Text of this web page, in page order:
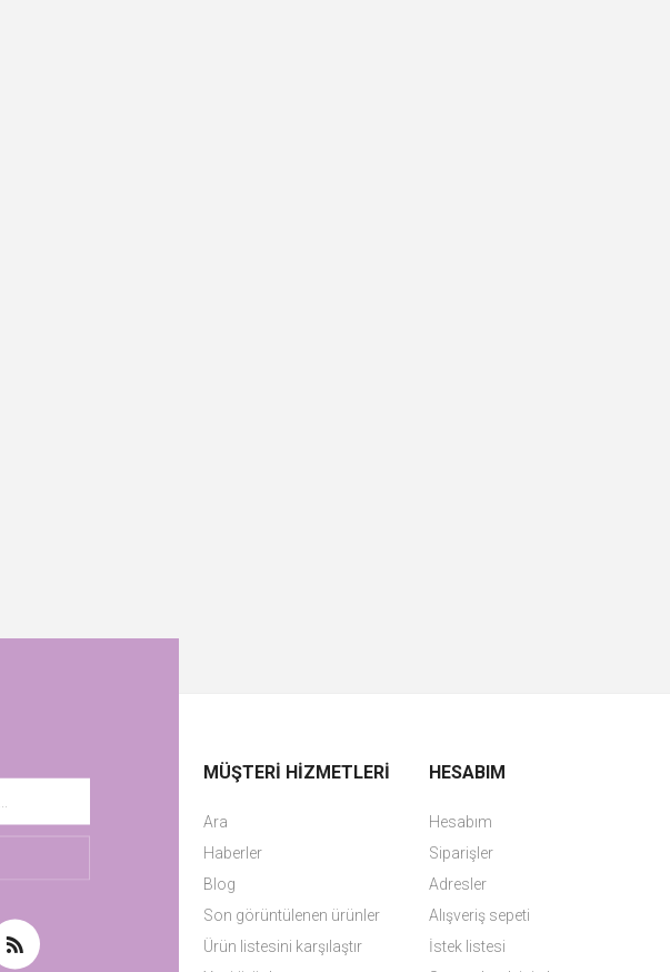
MÜŞTERI HIZMETLERI
Ara
Haberler
Blog
Son görüntülenen ürünler
Ürün listesini karşılaştır
HESABIM
Hesabım
Siparişler
Adresler
Alışveriş sepeti
İstek listesi